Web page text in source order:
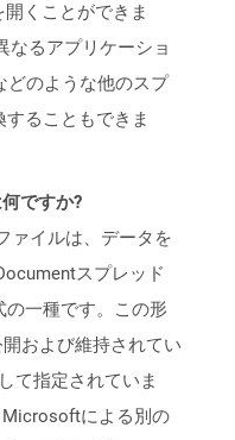
くことができま
なるアプリケーショ
どのような他のスプ
ることもできま
ですか?
ァイルは、データを
スプレッド
一種です。この形
および維持されてい
て指定されていま
Microsoftによる別の